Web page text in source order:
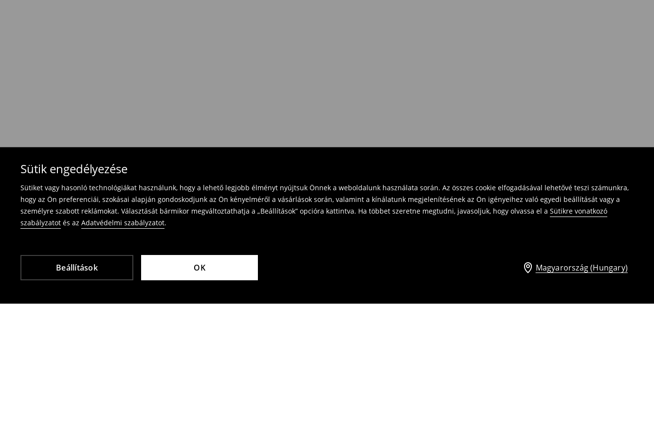
Sütik engedélyezése
Sütiket vagy hasonló technológiákat használunk, hogy a lehető legjobb élményt nyújtsuk Önnek a weboldalunk használata során. Az összes cookie elfogadásával lehetővé teszi számunkra,
hogy az Ön preferenciái, szokásai alapján gondoskodjunk az Ön kényelméről a vásárlások során, valamint a kínálatunk megjelenítésének az Ön igényeihez való egyedi beállítását vagy a
személyre szabott reklámokat. Választását bármikor megváltoztathatja a „Beállítások” opcióra kattintva. Ha többet szeretne megtudni, javasoljuk, hogy olvassa el a Sütikre vonatkozó
szabályzatot és az Adatvédelmi szabályzatot.
Beállítások OK Magyarország (Hungary)
Fürdőruhákat és pizsamákat nem lehet visszavinni üzleteinkbe. Kérjük,
használja az online visszaküldési űrlapot.
Termék visszavétel